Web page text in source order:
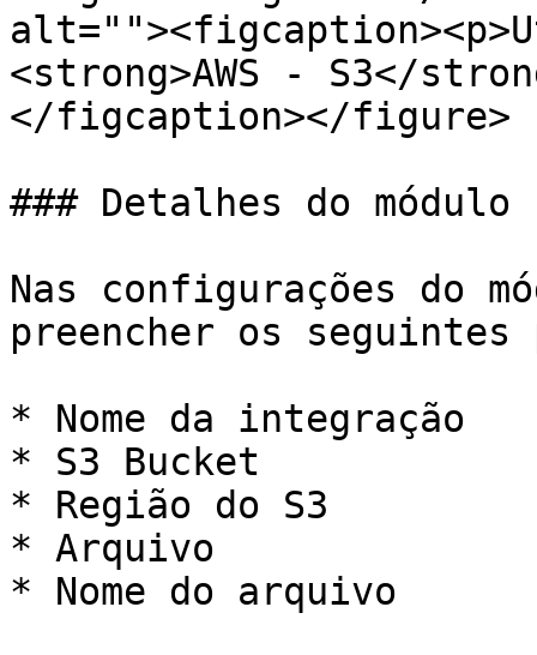
<strong>AWS - S3</
</figcaption></figure>
### Detalhes do módulo
Nas configurações do
preencher os seguintes
* Nome da integração
* S3 Bucket
* Região do S3
* Arquivo
* Nome do arquivo